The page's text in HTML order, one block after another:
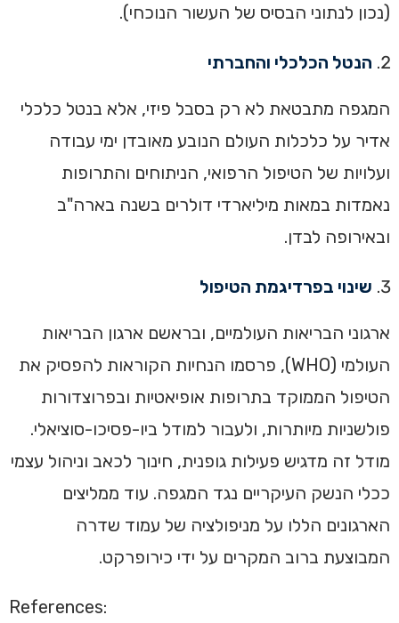
(נכון לנתוני הבסיס של העשור הנוכחי).
הנטל הכלכלי והחברתי
המגפה מתבטאת לא רק בסבל פיזי, אלא בנטל כלכלי
אדיר על כלכלות העולם הנובע מאובדן ימי עבודה
ועלויות של הטיפול הרפואי, הניתוחים והתרופות
נאמדות במאות מיליארדי דולרים בשנה בארה"ב
ובאירופה לבדן.
שינוי בפרדיגמת הטיפול
ארגוני הבריאות העולמיים, ובראשם ארגון הבריאות
העולמי (WHO), פרסמו הנחיות הקוראות להפסיק את
הטיפול הממוקד בתרופות אופיאטיות ובפרוצדורות
פולשניות מיותרות, ולעבור למודל ביו-פסיכו-סוציאלי.
מודל זה מדגיש פעילות גופנית, חינוך לכאב וניהול עצמי
ככלי הנשק העיקריים נגד המגפה. עוד ממליצים
הארגונים הללו על מניפולציה של עמוד שדרה
המבוצעת ברוב המקרים על ידי כירופרקט.
References: